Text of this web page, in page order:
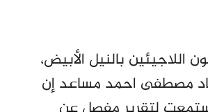
اللاجيئين بالنيل الأبيض،
مصطفى احمد مساعد إن